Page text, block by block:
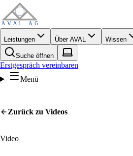
Leistungen Über AVAL Wissen
Suche öffnen
Erstgespräch vereinbaren
Menü
Zurück zu Videos
Video